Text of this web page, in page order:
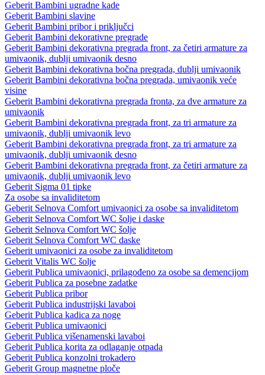
Geberit Bambini ugradne kade
Geberit Bambini slavine
Geberit Bambini pribor i priključci
Geberit Bambini dekorativne pregrade
Geberit Bambini dekorativna pregrada front, za četiri armature za
umivaonik, dublji umivaonik desno
Geberit Bambini dekorativna bočna pregrada, dublji umivaonik
Geberit Bambini dekorativna bočna pregrada, umivaonik veće
visine
Geberit Bambini dekorativna pregrada fronta, za dve armature za
umivaonik
Geberit Bambini dekorativna pregrada front, za tri armature za
umivaonik, dublji umivaonik levo
Geberit Bambini dekorativna pregrada front, za tri armature za
umivaonik, dublji umivaonik desno
Geberit Bambini dekorativna pregrada front, za četiri armature za
umivaonik, dublji umivaonik levo
Geberit Sigma 01 tipke
Za osobe sa invaliditetom
Geberit Selnova Comfort umivaonici za osobe sa invaliditetom
Geberit Selnova Comfort WC šolje i daske
Geberit Selnova Comfort WC šolje
Geberit Selnova Comfort WC daske
Geberit umivaonici za osobe za invaliditetom
Geberit Vitalis WC šolje
Geberit Publica umivaonici, prilagođeno za osobe sa demencijom
Geberit Publica za posebne zadatke
Geberit Publica pribor
Geberit Publica industrijski lavaboi
Geberit Publica kadica za noge
Geberit Publica umivaonici
Geberit Publica višenamenski lavaboi
Geberit Publica korita za odlaganje otpada
Geberit Publica konzolni trokadero
Geberit Group magnetne ploče